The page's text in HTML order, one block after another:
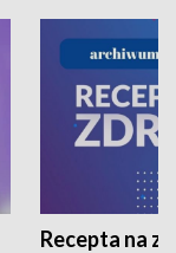
Recepta na